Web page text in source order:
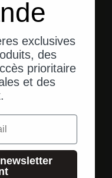
exclusives
des
prioritaire
et des